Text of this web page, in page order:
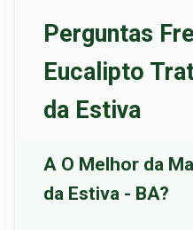
Perguntas
Eucalipto
da Estiva
A O Melhor da
da Estiva - BA?